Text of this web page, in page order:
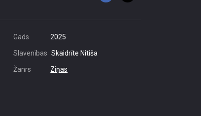
Gads 2025
Slavenības Skaidrīte Nitiša
Žanrs Ziņas